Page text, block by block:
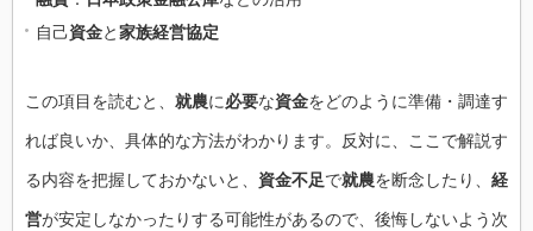
自己資金と家族経営協定
この項目を読むと、 就農に必要な資金をどのように準備・調達す
れば良いか、具体的な方法がわかります。反対に、ここで解説す
る内容を把握しておかないと、 資金不足で就農を断念したり、 経
営が安定しなかったりする可能性があるので、後悔しないよう次